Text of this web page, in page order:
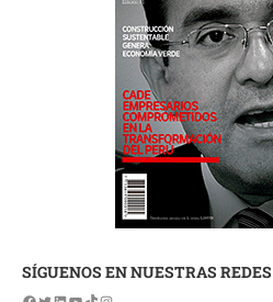
SÍGUENOS EN NUESTRAS